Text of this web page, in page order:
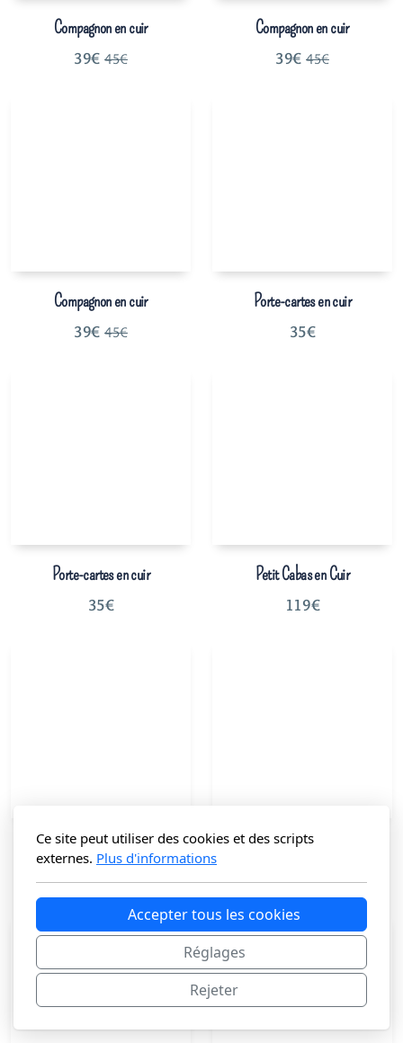
Compagnon en cuir
39€ 45€
Compagnon en cuir
39€ 45€
Compagnon en cuir
39€ 45€
Porte-cartes en cuir
35€
Porte-cartes en cuir
35€
Petit Cabas en Cuir
119€
Besace en cuir
99€
Cabas en Cuir KORBON
125€
Ce site peut utiliser des cookies et des scripts
externes. Plus d'informations
Accepter tous les cookies
Réglages
Rejeter